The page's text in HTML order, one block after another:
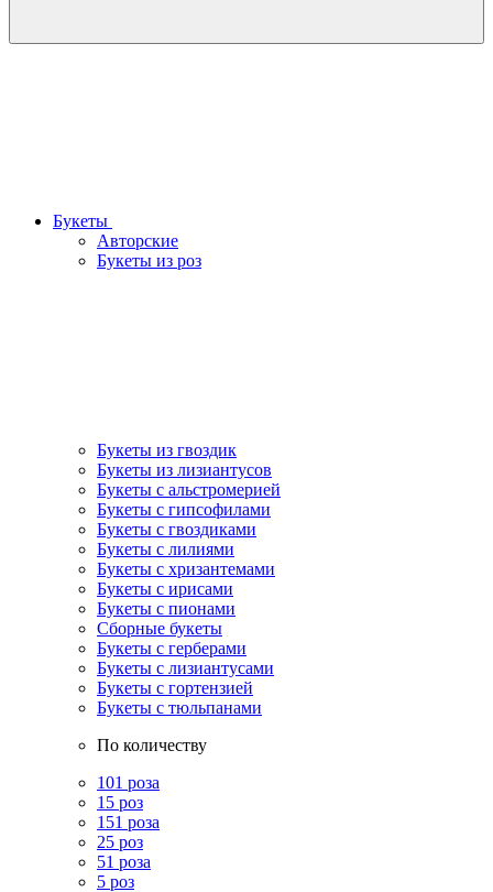
Букеты
Авторские
Букеты из роз
Букеты из гвоздик
Букеты из лизиантусов
Букеты с альстромерией
Букеты с гипсофилами
Букеты с гвоздиками
Букеты с лилиями
Букеты с хризантемами
Букеты с ирисами
Букеты с пионами
Сборные букеты
Букеты с герберами
Букеты с лизиантусами
Букеты с гортензией
Букеты с тюльпанами
По количеству
101 роза
15 роз
151 роза
25 роз
51 роза
5 роз